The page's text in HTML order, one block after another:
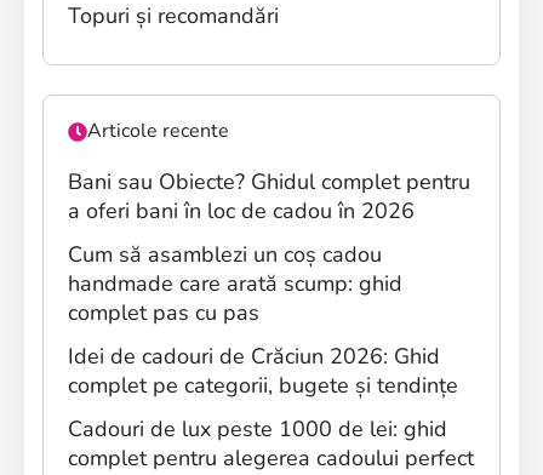
Topuri și recomandări
Articole recente
Bani sau Obiecte? Ghidul complet pentru
a oferi bani în loc de cadou în 2026
Cum să asamblezi un coș cadou
handmade care arată scump: ghid
complet pas cu pas
Idei de cadouri de Crăciun 2026: Ghid
complet pe categorii, bugete și tendințe
Cadouri de lux peste 1000 de lei: ghid
complet pentru alegerea cadoului perfect